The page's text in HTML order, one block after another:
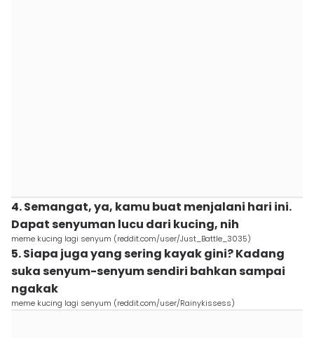
4. Semangat, ya, kamu buat menjalani hari ini.
Dapat senyuman lucu dari kucing, nih
meme kucing lagi senyum (reddit.com/user/Just_Battle_3035)
5. Siapa juga yang sering kayak gini? Kadang
suka senyum-senyum sendiri bahkan sampai
ngakak
meme kucing lagi senyum (reddit.com/user/Rainykissess)